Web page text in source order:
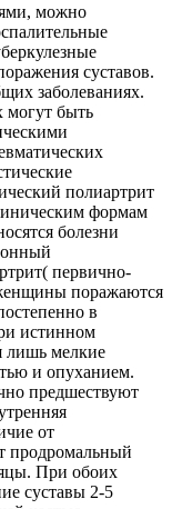
можно
суставов.
заболеваниях.
могут быть
полиартрит
формам
болезни
первично-
поражаются
в
истинном
лишь мелкие
и опуханием.
предшествуют
от
продромальный
При обоих
суставы 2-5